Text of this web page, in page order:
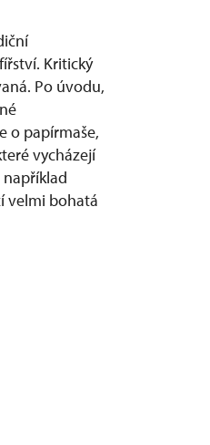
Kritický
Po úvodu,
o papírmaše,
vycházejí
velmi bohatá